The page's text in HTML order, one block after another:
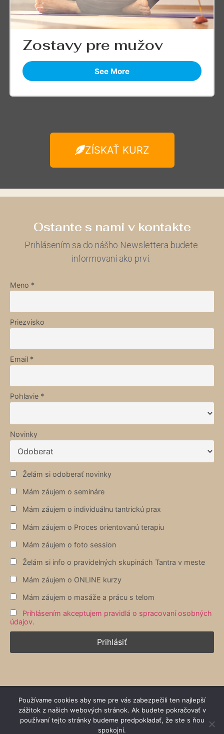
Zostavy pre mužov
See More
ZÍSKAŤ KURZ
Ostante s nami v kontakte
Prihlásením sa do nášho Newslettera budete
informovaní ako prví.
Meno *
Priezvisko
Email *
Pohlavie *
Novinky
Želám si odoberať novinky
Mám záujem o semináre
Mám záujem o individuálnu tantrickú prax
Mám záujem o Proces orientovanú terapiu
Mám záujem o foto session
Želám si info o pravidelných skupinách Tantra v meste
Mám záujem o ONLINE kurzy
Mám záujem o masáže a prácu s telom
Prihlásením akceptujem pravidlá o spracovaní osobných
údajov.
Copyright 2026 © Všetky práva vyhradené | Better Life